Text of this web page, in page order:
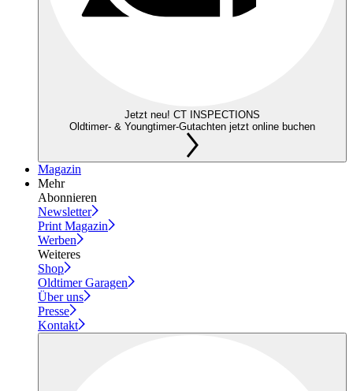
Jetzt neu! CT INSPECTIONS
Oldtimer- & Youngtimer-Gutachten jetzt online buchen
Magazin
Mehr
Abonnieren
Newsletter
Print Magazin
Werben
Weiteres
Shop
Oldtimer Garagen
Über uns
Presse
Kontakt